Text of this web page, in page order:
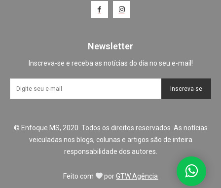
Newsletter
Inscreva-se e receba as notícias do dia no seu e-mail!
Inscreva-se
© Enfoque MS, 2020. Todos os direitos reservados. As notícias
veiculadas nos blogs, colunas e artigos são de inteira
responsabilidade dos autores.
Feito com porGTW Agência